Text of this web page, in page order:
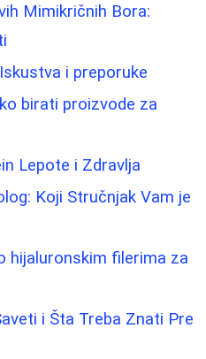
Mimikričnih Bora:
i preporuke
birati proizvode za
Lepote i Zdravlja
Koji Stručnjak Vam je
hijaluronskim filerima za
i Šta Treba Znati Pre